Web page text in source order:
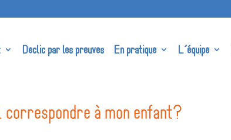
Declic par les preuves En pratique L’équipe
à mon enfant?